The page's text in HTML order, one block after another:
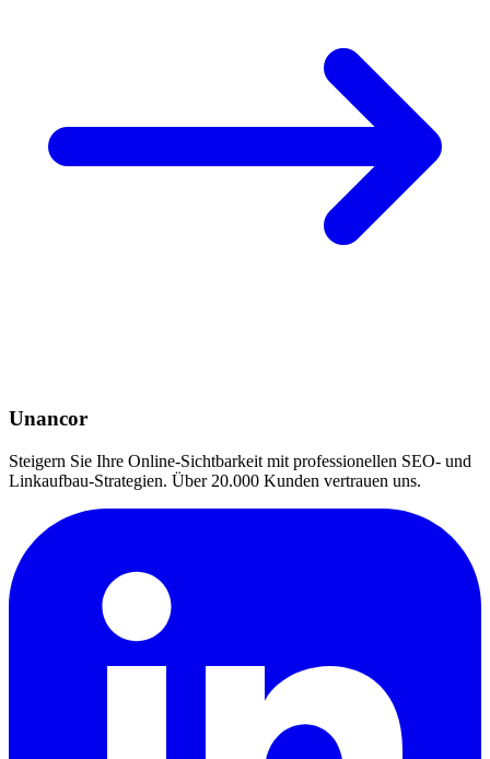
Unancor
Steigern Sie Ihre Online-Sichtbarkeit mit professionellen SEO- und
Linkaufbau-Strategien. Über 20.000 Kunden vertrauen uns.